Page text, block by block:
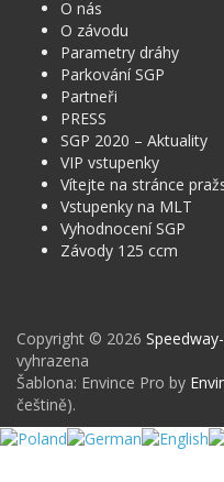
O nás
O závodu
Parametry dráhy
Parkování SGP
Partneři
PRESS
SGP 2020 – Aktuality
VIP vstupenky
Vítejte na stránce
Vstupenky na MLT
Vyhodnocení SGP
Závody 125 ccm
Copyright © 2026
vyhrazena
Šablona: Envince Pro by
češtině).